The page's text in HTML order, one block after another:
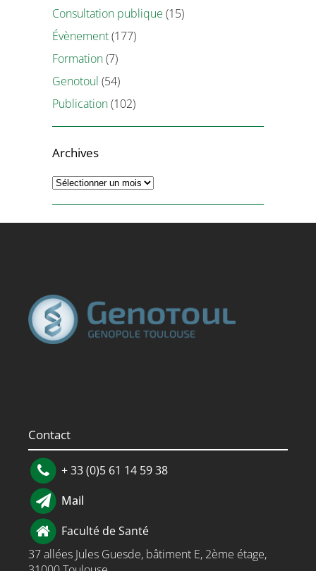
Consultation publique (15)
Évènement(177)
Formation(7)
Genotoul (54)
Publication(102)
Archives
Archives
Contact
+ 33 (0)5 61 14 59 38
Mail
Faculté de Santé
37 allées Jules Guesde, bâtiment E, 2ème étage,